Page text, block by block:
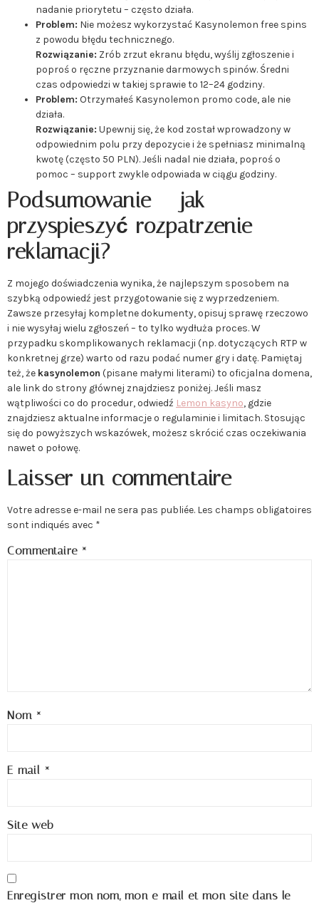
nadanie priorytetu – często działa.
Problem: Nie możesz wykorzystać Kasynolemon free spins
z powodu błędu technicznego.
Rozwiązanie: Zrób zrzut ekranu błędu, wyślij zgłoszenie i
poproś o ręczne przyznanie darmowych spinów. Średni
czas odpowiedzi w takiej sprawie to 12–24 godziny.
Problem: Otrzymałeś Kasynolemon promo code, ale nie
działa.
Rozwiązanie: Upewnij się, że kod został wprowadzony w
odpowiednim polu przy depozycie i że spełniasz minimalną
kwotę (często 50 PLN). Jeśli nadal nie działa, poproś o
pomoc – support zwykle odpowiada w ciągu godziny.
Podsumowanie – jak
przyspieszyć rozpatrzenie
reklamacji?
Z mojego doświadczenia wynika, że najlepszym sposobem na
szybką odpowiedź jest przygotowanie się z wyprzedzeniem.
Zawsze przesyłaj kompletne dokumenty, opisuj sprawę rzeczowo
i nie wysyłaj wielu zgłoszeń – to tylko wydłuża proces. W
przypadku skomplikowanych reklamacji (np. dotyczących RTP w
konkretnej grze) warto od razu podać numer gry i datę. Pamiętaj
też, że kasynolemon (pisane małymi literami) to oficjalna domena,
ale link do strony głównej znajdziesz poniżej. Jeśli masz
wątpliwości co do procedur, odwiedź Lemon kasyno, gdzie
znajdziesz aktualne informacje o regulaminie i limitach. Stosując
się do powyższych wskazówek, możesz skrócić czas oczekiwania
nawet o połowę.
Laisser un commentaire
Votre adresse e-mail ne sera pas publiée. Les champs obligatoires
sont indiqués avec *
Commentaire *
Nom *
E-mail *
Site web
Enregistrer mon nom, mon e-mail et mon site dans le